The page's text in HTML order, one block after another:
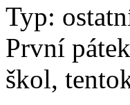
Typ:
První
škol,